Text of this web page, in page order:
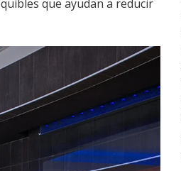
que ayudan a reducir